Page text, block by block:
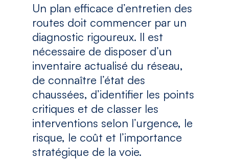
Un plan efficace d’entretien des
routes doit commencer par un
diagnostic rigoureux. Il est
nécessaire de disposer d’un
inventaire actualisé du réseau,
de connaître l’état des
chaussées, d’identifier les points
critiques et de classer les
interventions selon l’urgence, le
risque, le coût et l’importance
stratégique de la voie.